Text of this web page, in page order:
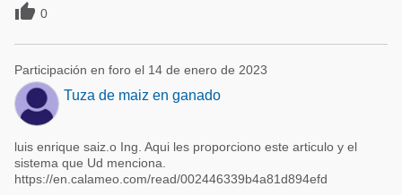
 0
Participación en foro el 14 de enero de 2023
Tuza de maiz en ganado
luis enrique saiz.o Ing. Aqui les proporciono este articulo y el
sistema que Ud menciona.
https://en.calameo.com/read/002446339b4a81d894efd